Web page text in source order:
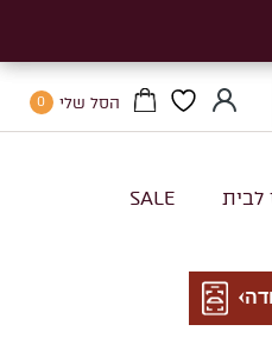
הסל שלי 0
לבית SALE